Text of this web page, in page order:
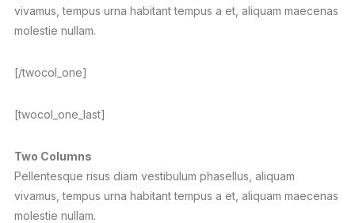
vivamus, tempus urna habitant tempus a et, aliquam maecenas
molestie nullam.
[/twocol_one]
[twocol_one_last]
Two Columns
Pellentesque risus diam vestibulum phasellus, aliquam
vivamus, tempus urna habitant tempus a et, aliquam maecenas
molestie nullam.